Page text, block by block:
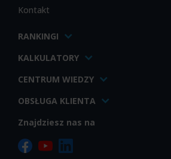
Kontakt
RANKINGI
KALKULATORY
CENTRUM WIEDZY
OBSŁUGA KLIENTA
Znajdziesz nas na